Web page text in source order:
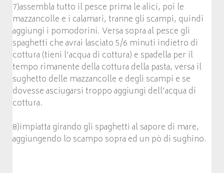
7)assembla tutto il pesce prima le alici, poi le
mazzancolle e i calamari, tranne gli scampi, quindi
aggiungi i pomodorini. Versa sopra al pesce gli
spaghetti che avrai lasciato 5/6 minuti indietro di
cottura (tieni l’acqua di cottura) e spadella per il
tempo rimanente della cottura della pasta, versa il
sughetto delle mazzancolle e degli scampi e se
dovesse asciugarsi troppo aggiungi dell’acqua di
cottura.
8)impiatta girando gli spaghetti al sapore di mare,
aggiungendo lo scampo sopra ed un pò di sughino.